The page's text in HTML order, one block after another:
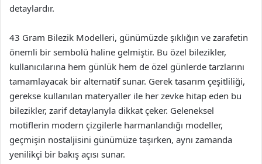
detaylardır.
43 Gram Bilezik Modelleri, günümüzde şıklığın ve zarafetin
önemli bir sembolü haline gelmiştir. Bu özel bilezikler,
kullanıcılarına hem günlük hem de özel günlerde tarzlarını
tamamlayacak bir alternatif sunar. Gerek tasarım çeşitliliği,
gerekse kullanılan materyaller ile her zevke hitap eden bu
bilezikler, zarif detaylarıyla dikkat çeker. Geleneksel
motiflerin modern çizgilerle harmanlandığı modeller,
geçmişin nostaljisini günümüze taşırken, aynı zamanda
yenilikçi bir bakış açısı sunar.